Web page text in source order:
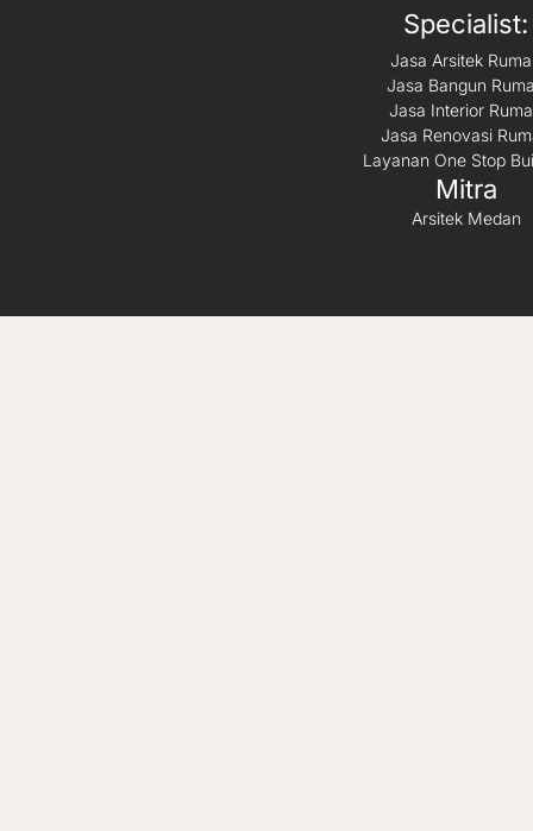
Specialist:
Jasa Arsitek
Jasa Bangun
Jasa Interior
Jasa Renovasi
Layanan One Stop
Mitra
Arsitek Medan